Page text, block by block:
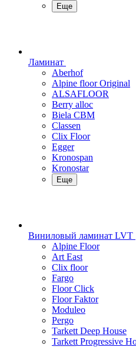
Еще
Ламинат
Aberhof
Alpine floor Original
ALSAFLOOR
Berry alloc
Biela CBM
Classen
Clix Floor
Egger
Kronospan
Kronostar
Еще
Виниловый ламинат LVT
Alpine Floor
Art East
Clix floor
Fargo
Floor Click
Floor Faktor
Moduleo
Pergo
Tarkett Deep House
Tarkett Progressive